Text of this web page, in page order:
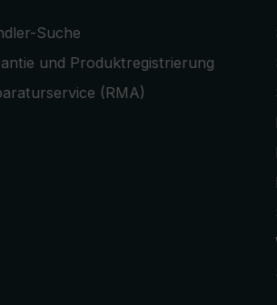
Suche
und Produktregistrierung
(RMA)